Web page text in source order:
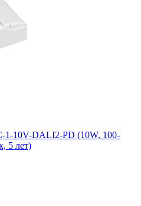
1-10V-DALI2-PD (10W, 100-
5 лет)